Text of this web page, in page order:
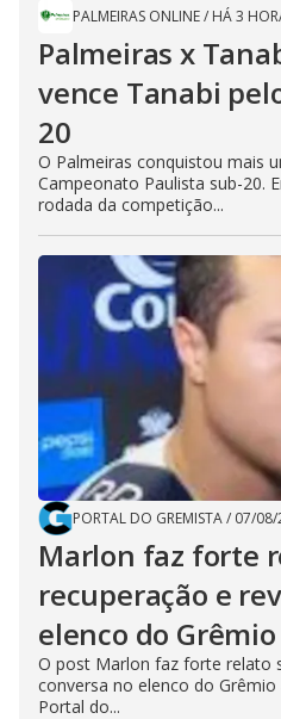
PALMEIRAS ONLINE/ HÁ 3
Palmeiras x
vence Tanabi
20
O Palmeiras conquistou mais
Campeonato Paulista sub-20.
rodada da competição...
PORTAL DO GREMISTA/ 07/
Marlon faz forte
recuperação e
elenco do Grêmio
O post Marlon faz forte relato
conversa no elenco do
Portal do...